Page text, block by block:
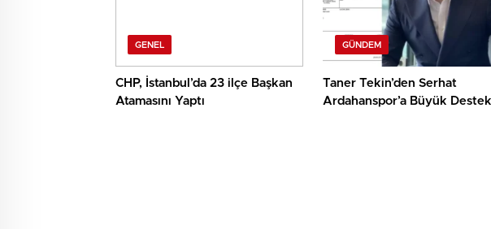
GENEL
CHP, İstanbul’da 23 ilçe Başkan
Atamasını Yaptı
GÜNDEM
Taner Tekin’den Serhat
Ardahanspor’a Büyük Destek